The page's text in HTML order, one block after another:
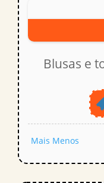
Blusas e
Mais Menos